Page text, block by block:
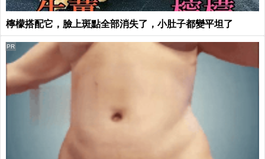
檸檬搭配它，臉上斑點全部消失了，小肚子都變平坦了
PR